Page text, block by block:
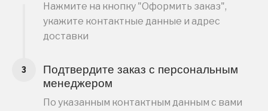
Нажмите на кнопку "Оформить заказ",
укажите контактные данные и адрес
доставки
Подтвердите заказ с персональным
менеджером
По указанным контактным данным с вами